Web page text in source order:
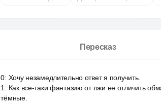
Пересказ
0: Хочу незамедлительно ответ я получить.
1 : Как все-таки фантазию от лжи не отличить
тёмные.